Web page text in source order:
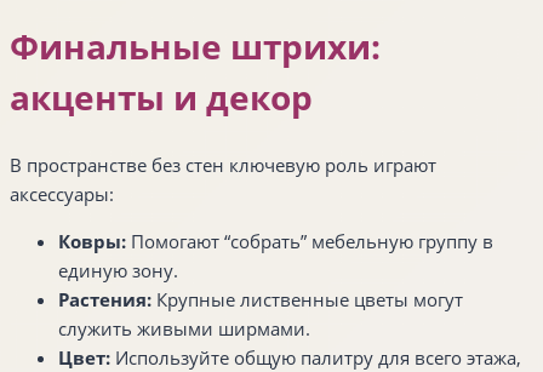
Финальные штрихи:
акценты и декор
В пространстве без стен ключевую роль играют
аксессуары:
Ковры: Помогают “собрать” мебельную группу в
единую зону.
Растения: Крупные лиственные цветы могут
служить живыми ширмами.
Цвет: Используйте общую палитру для всего этажа,